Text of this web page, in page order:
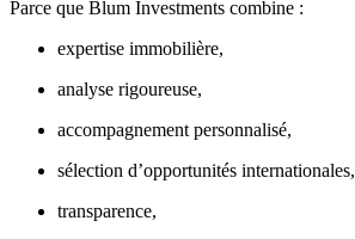
Parce que Blum Investments combine :
expertise immobilière,
analyse rigoureuse,
accompagnement personnalisé,
sélection d’opportunités internationales,
transparence,